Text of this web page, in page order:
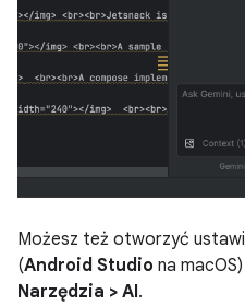
Możesz też otworzyć
(Android Studio na macOS)
Narzędzia > AI.